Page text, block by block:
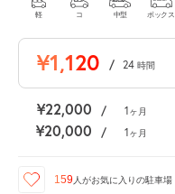
軽 コ 中型 ボックス
¥1,120 / 24 時間
¥22,000 / 1ヶ月
¥20,000 / 1ヶ月
159人がお気に入りの駐車場